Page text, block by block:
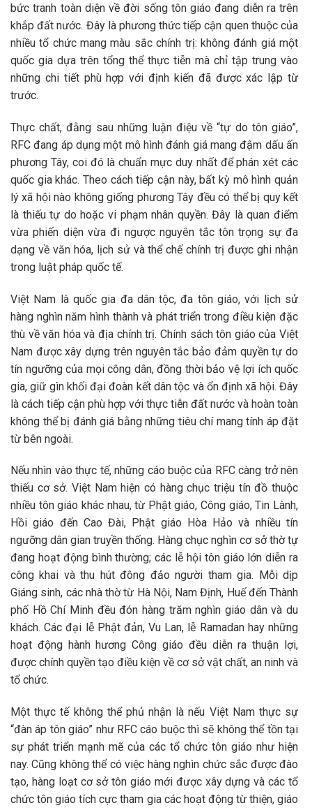
bức tranh toàn diện về đời sống tôn giáo đang diễn ra trên
khắp đất nước. Đây là phương thức tiếp cận quen thuộc của
nhiều tổ chức mang màu sắc chính trị: không đánh giá một
quốc gia dựa trên tổng thể thực tiễn mà chỉ tập trung vào
những chi tiết phù hợp với định kiến đã được xác lập từ
trước.
Thực chất, đằng sau những luận điệu về “tự do tôn giáo”,
RFC đang áp dụng một mô hình đánh giá mang đậm dấu ấn
phương Tây, coi đó là chuẩn mực duy nhất để phán xét các
quốc gia khác. Theo cách tiếp cận này, bất kỳ mô hình quản
lý xã hội nào không giống phương Tây đều có thể bị quy kết
là thiếu tự do hoặc vi phạm nhân quyền. Đây là quan điểm
vừa phiến diện vừa đi ngược nguyên tắc tôn trọng sự đa
dạng về văn hóa, lịch sử và thể chế chính trị được ghi nhận
trong luật pháp quốc tế.
Việt Nam là quốc gia đa dân tộc, đa tôn giáo, với lịch sử
hàng nghìn năm hình thành và phát triển trong điều kiện đặc
thù về văn hóa và địa chính trị. Chính sách tôn giáo của Việt
Nam được xây dựng trên nguyên tắc bảo đảm quyền tự do
tín ngưỡng của mọi công dân, đồng thời bảo vệ lợi ích quốc
gia, giữ gìn khối đại đoàn kết dân tộc và ổn định xã hội. Đây
là cách tiếp cận phù hợp với thực tiễn đất nước và hoàn toàn
không thể bị đánh giá bằng những tiêu chí mang tính áp đặt
từ bên ngoài.
Nếu nhìn vào thực tế, những cáo buộc của RFC càng trở nên
thiếu cơ sở. Việt Nam hiện có hàng chục triệu tín đồ thuộc
nhiều tôn giáo khác nhau, từ Phật giáo, Công giáo, Tin Lành,
Hồi giáo đến Cao Đài, Phật giáo Hòa Hảo và nhiều tín
ngưỡng dân gian truyền thống. Hàng chục nghìn cơ sở thờ tự
đang hoạt động bình thường; các lễ hội tôn giáo lớn diễn ra
công khai và thu hút đông đảo người tham gia. Mỗi dịp
Giáng sinh, các nhà thờ từ Hà Nội, Nam Định, Huế đến Thành
phố Hồ Chí Minh đều đón hàng trăm nghìn giáo dân và du
khách. Các đại lễ Phật đản, Vu Lan, lễ Ramadan hay những
hoạt động hành hương Công giáo đều diễn ra thuận lợi,
được chính quyền tạo điều kiện về cơ sở vật chất, an ninh và
tổ chức.
Một thực tế không thể phủ nhận là nếu Việt Nam thực sự
“đàn áp tôn giáo” như RFC cáo buộc thì sẽ không thể tồn tại
sự phát triển mạnh mẽ của các tổ chức tôn giáo như hiện
nay. Cũng không thể có việc hàng nghìn chức sắc được đào
tạo, hàng loạt cơ sở tôn giáo mới được xây dựng và các tổ
chức tôn giáo tích cực tham gia các hoạt động từ thiện, giáo